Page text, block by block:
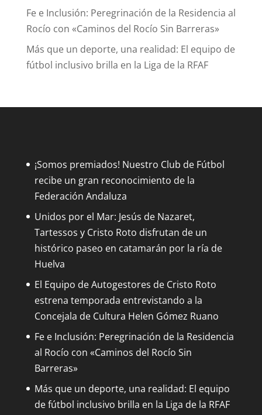
Fe e Inclusión: Peregrinación de la Residencia al
Rocío con «Caminos del Rocío Sin Barreras»
Más que un deporte, una realidad: El equipo de
fútbol inclusivo brilla en la Liga de la RFAF
¡Somos premiados! Nuestro Club de Fútbol
recibe un gran reconocimiento de la
Federación Andaluza
Unidos por el Mar: Jesús de Nazaret,
Tartessos y Cristo Roto disfrutan de un
histórico paseo en catamarán por la ría de
Huelva
El Equipo de Autogestores de Cristo Roto
estrena temporada entrevistando a la
Concejala de Cultura Helen Gómez Ruano
Fe e Inclusión: Peregrinación de la Residencia
al Rocío con «Caminos del Rocío Sin
Barreras»
Más que un deporte, una realidad: El equipo
de fútbol inclusivo brilla en la Liga de la RFAF